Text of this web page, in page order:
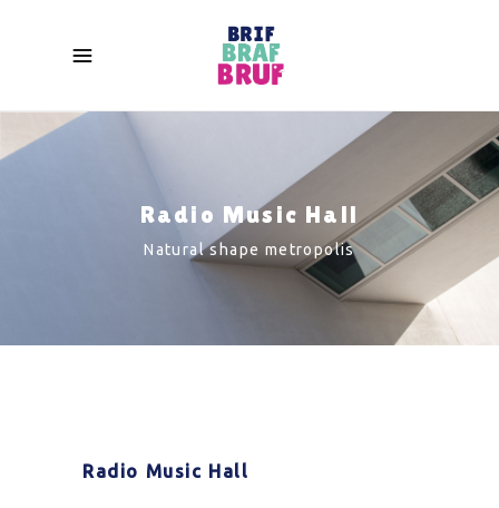
Radio Music Hall
Natural shape metropolis
Radio Music Hall